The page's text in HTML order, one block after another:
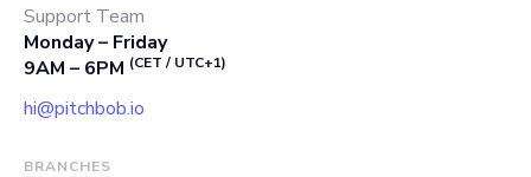
Support Team
Monday – Friday
9AM – 6PM (CET / UTC+1)
hi@pitchbob.io
BRANCHES